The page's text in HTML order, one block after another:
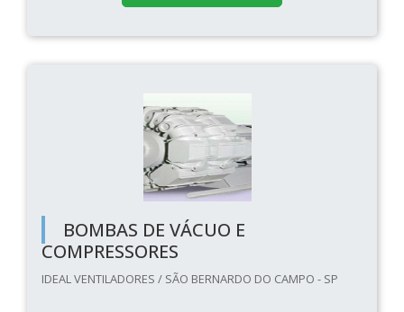
BOMBAS DE VÁCUO E
COMPRESSORES
IDEAL VENTILADORES / SÃO BERNARDO DO CAMPO - SP